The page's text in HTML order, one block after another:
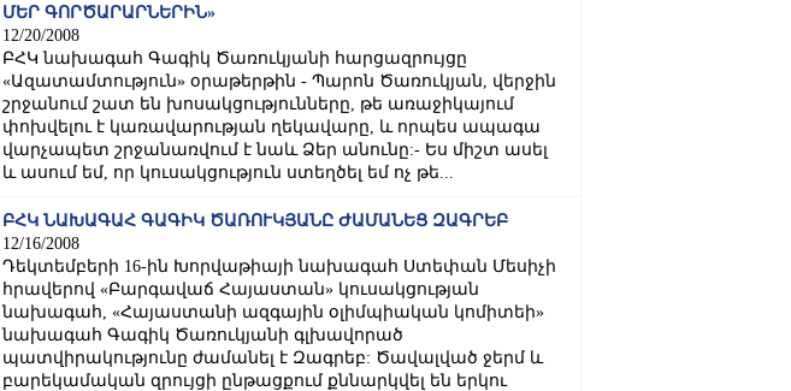
ՄԵՐ ԳՈՐԾԱՐԱՐՆԵՐԻՆ»
12/20/2008
ԲՀԿ նախագահ Գագիկ Ծառուկյանի հարցազրույցը
«Ազատամտություն» օրաթերթին - Պարոն Ծառուկյան, վերջին
շրջանում շատ են խոսակցությունները, թե առաջիկայում
փոխվելու է կառավարության ղեկավարը, և որպես ապագա
վարչապետ շրջանառվում է նաև Ձեր անունը:- Ես միշտ ասել
և ասում եմ, որ կուսակցություն ստեղծել եմ ոչ թե...
ԲՀԿ ՆԱԽԱԳԱՀ ԳԱԳԻԿ ԾԱՌՈՒԿՅԱՆԸ ԺԱՄԱՆԵՑ ԶԱԳՐԵԲ
12/16/2008
Դեկտեմբերի 16-ին Խորվաթիայի նախագահ Ստեփան Մեսիչի
հրավերով «Բարգավաճ Հայաստան» կուսակցության
նախագահ, «Հայաստանի ազգային օլիմպիական կոմիտեի»
նախագահ Գագիկ Ծառուկյանի գլխավորած
պատվիրակությունը ժամանել է Զագրեբ: Ծավալված ջերմ և
բարեկամական զրույցի ընթացքում քննարկվել են երկու